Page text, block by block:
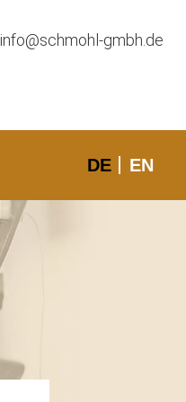
info@schmohl-gmbh.de
DE EN